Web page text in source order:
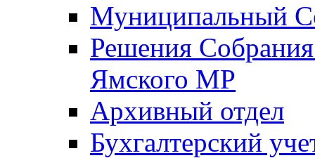
Муниципальный
Решения
Ямского МР
Архивный отдел
Бухгалтерский